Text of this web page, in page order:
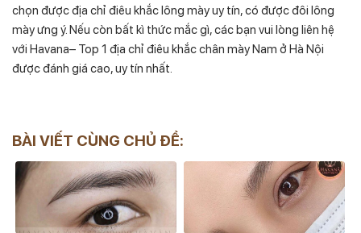
chọn được địa chỉ điêu khắc lông mày uy tín, có được đôi lông
mày ưng ý. Nếu còn bất kì thức mắc gì, các bạn vui lòng liên hệ
với Havana– Top 1 địa chỉ điêu khắc chân mày Nam ở Hà Nội
được đánh giá cao, uy tín nhất.
BÀI VIẾT CÙNG CHỦ ĐỀ: